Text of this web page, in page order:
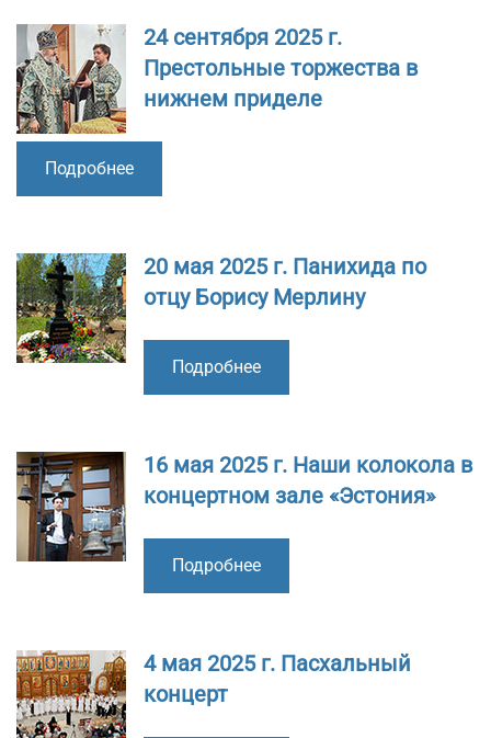
24 сентября 2025 г.
Престольные торжества в
нижнем приделе
Подробнее
20 мая 2025 г. Панихида по
отцу Борису Мерлину
Подробнее
16 мая 2025 г. Наши колокола в
концертном зале «Эстония»
Подробнее
4 мая 2025 г. Пасхальный
концерт